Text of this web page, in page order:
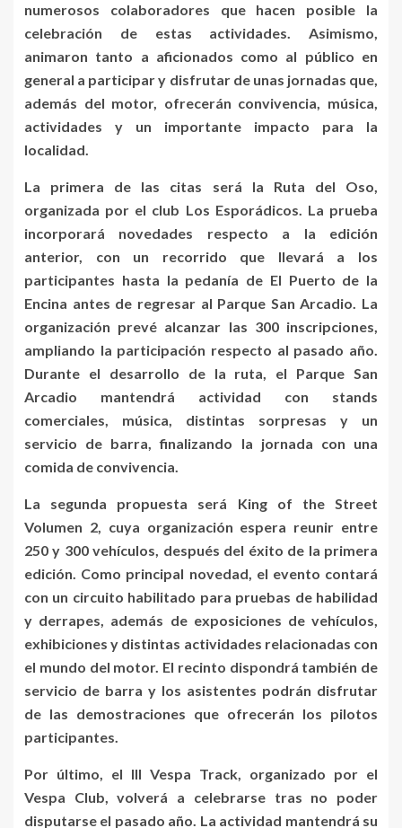
numerosos colaboradores que hacen posible la
celebración de estas actividades. Asimismo,
animaron tanto a aficionados como al público en
general a participar y disfrutar de unas jornadas que,
además del motor, ofrecerán convivencia, música,
actividades y un importante impacto para la
localidad.
La primera de las citas será la Ruta del Oso,
organizada por el club Los Esporádicos. La prueba
incorporará novedades respecto a la edición
anterior, con un recorrido que llevará a los
participantes hasta la pedanía de El Puerto de la
Encina antes de regresar al Parque San Arcadio. La
organización prevé alcanzar las 300 inscripciones,
ampliando la participación respecto al pasado año.
Durante el desarrollo de la ruta, el Parque San
Arcadio mantendrá actividad con stands
comerciales, música, distintas sorpresas y un
servicio de barra, finalizando la jornada con una
comida de convivencia.
La segunda propuesta será King of the Street
Volumen 2, cuya organización espera reunir entre
250 y 300 vehículos, después del éxito de la primera
edición. Como principal novedad, el evento contará
con un circuito habilitado para pruebas de habilidad
y derrapes, además de exposiciones de vehículos,
exhibiciones y distintas actividades relacionadas con
el mundo del motor. El recinto dispondrá también de
servicio de barra y los asistentes podrán disfrutar
de las demostraciones que ofrecerán los pilotos
participantes.
Por último, el III Vespa Track, organizado por el
Vespa Club, volverá a celebrarse tras no poder
disputarse el pasado año. La actividad mantendrá su